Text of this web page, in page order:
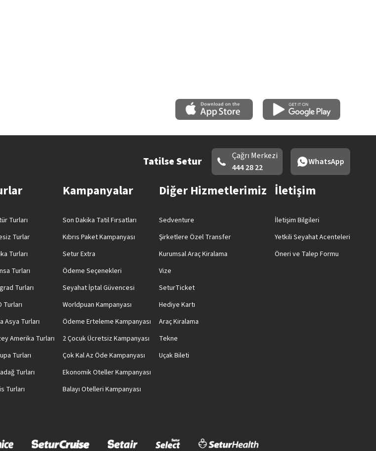
Tatilse Setur
Çağrı Merkezi
444 28 22
WhatsApp
Turları
Turlar
Turları
Turları
Turları
Turları
Asya Turları
Amerika Turları
Turları
Turları
Turları
Kampanyalar
Son Dakika Tatil Fırsatları
Kıbrıs Paket Kampanyası
Setur Extra
Ödeme Seçenekleri
Seyahat İptal Güvencesi
Worldpuan Kampanyası
Ödeme Erteleme Kampanyası
2 Çocuk Ücretsiz Kampanyası
Çok Kal Az Öde Kampanyası
Ekonomik Oteller Kampanyası
Balayı Otelleri Kampanyası
Diğer Hizmetlerimiz
Sedventure
Şirketlere Özel Transfer
Kurumsal Araç Kiralama
Vize
SeturTicket
Hediye Kartı
Araç Kiralama
Tekne
Uçak Bileti
İletişim
İletişim Bilgileri
Yetkili Seyahat Acenteleri
Öneri ve Talep Formu